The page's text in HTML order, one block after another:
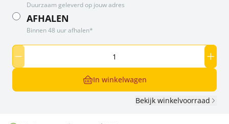
Duurzaam geleverd op jouw adres
AFHALEN
Binnen 48 uur afhalen*
In winkelwagen
Bekijk winkelvoorraad